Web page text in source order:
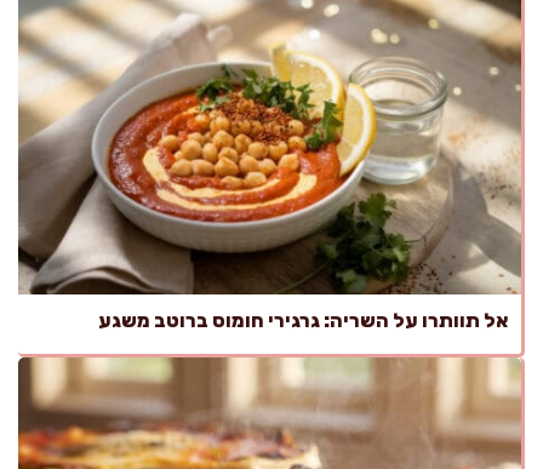
אל תוותרו על השריה: גרגירי חומוס ברוטב משגע